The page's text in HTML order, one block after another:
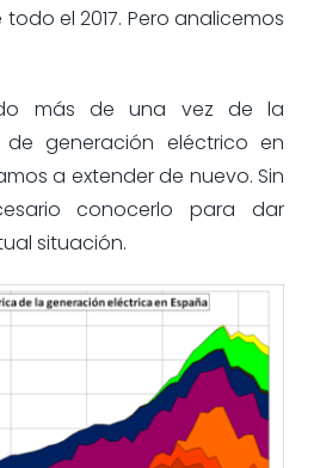
el 2017. Pero analicemos
más de una vez de la
generación eléctrico en
a extender de nuevo. Sin
conocerlo para dar
situación.